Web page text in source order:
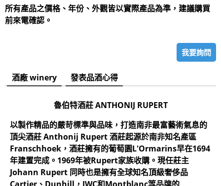
所有產品之價格、年份、外觀皆以實際產品為準，建議購買
前來電確認。
我要詢問
酒廠 winery 發表品酒心得
魯伯特酒莊 ANTHONIJ RUPERT
以製作精品的嚴苛標準與品味，打造南非最富藝術氣息的
頂尖酒莊 Anthonij Rupert 酒莊起源於南非知名產區
Franschhoek，酒莊擁有的葡萄園L'Ormarins早在1694
年建置完成。1969年被Rupert家族收購。現任莊主
Johann Rupert 同時也是擁有全球知名頂級奢侈品